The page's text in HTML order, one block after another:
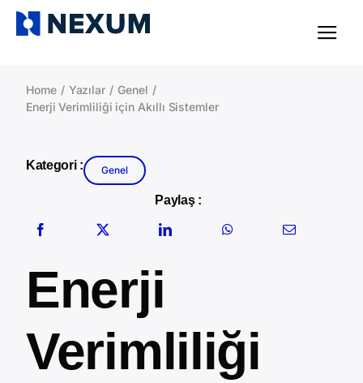
Skip
Home Yazılar
Genel
Enerji Verimliliği için Akıllı Sistemler
Kategori : Genel
Paylaş :
Enerji
Verimliliği